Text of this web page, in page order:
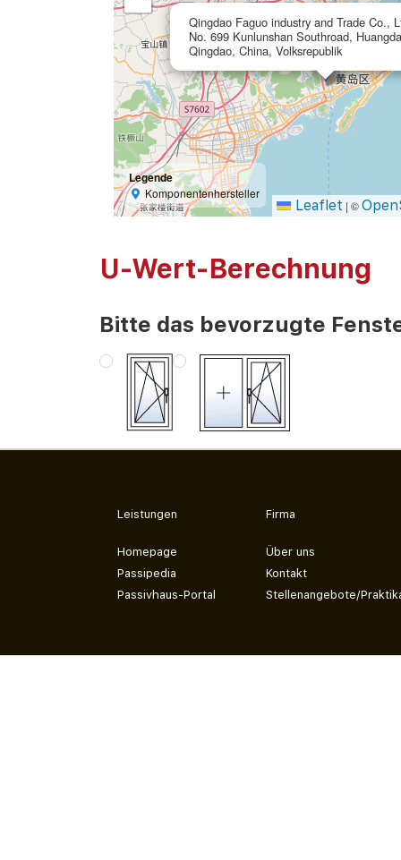
Qingdao Faguo industry and Trade Co.,
No. 699 Kunlunshan Southroad,
Qingdao, China, Volksrepublik
Legende
Komponentenhersteller
Leaflet | ©
U-Wert-Berechnung
Bitte das bevorzugte
Leistungen
Homepage
Passipedia
Passivhaus-Portal
Firma
Über uns
Kontakt
Stellenangebote/